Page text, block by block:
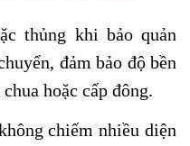
thủng khi bảo quản
, đảm bảo độ bền
hoặc cấp đông.
chiếm nhiều diện